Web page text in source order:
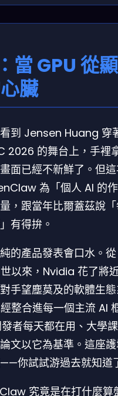
當 GPU 從
臟
到 Jensen Huang 穿
2026 的舞台上，手裡
面已經不新鮮了。但
為「個人 AI 的
，跟當年比爾蓋茲說
有得拚。
的產品發表會口水。
以來，Nvidia 花了將
手望塵莫及的軟體生態
整合進每一個主流 AI
者每天都在用、大學
文以它為基準。這座
你試試游過去就知道
究竟是在打什麼算